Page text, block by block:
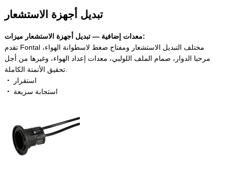
تبديل أجهزة الاستشعار
معدات إضافية — تبديل أجهزة الاستشعار ميزات:
تقدم Fontal مختلف التبديل الاستشعار ومفتاح ضغط لاسطوانة الهواء،
مرحبا الدوار، صمام الملف اللولبي، معدات إعداد الهواء، وغيرها من أجل
・
استقرار
・ استجابة سريعة